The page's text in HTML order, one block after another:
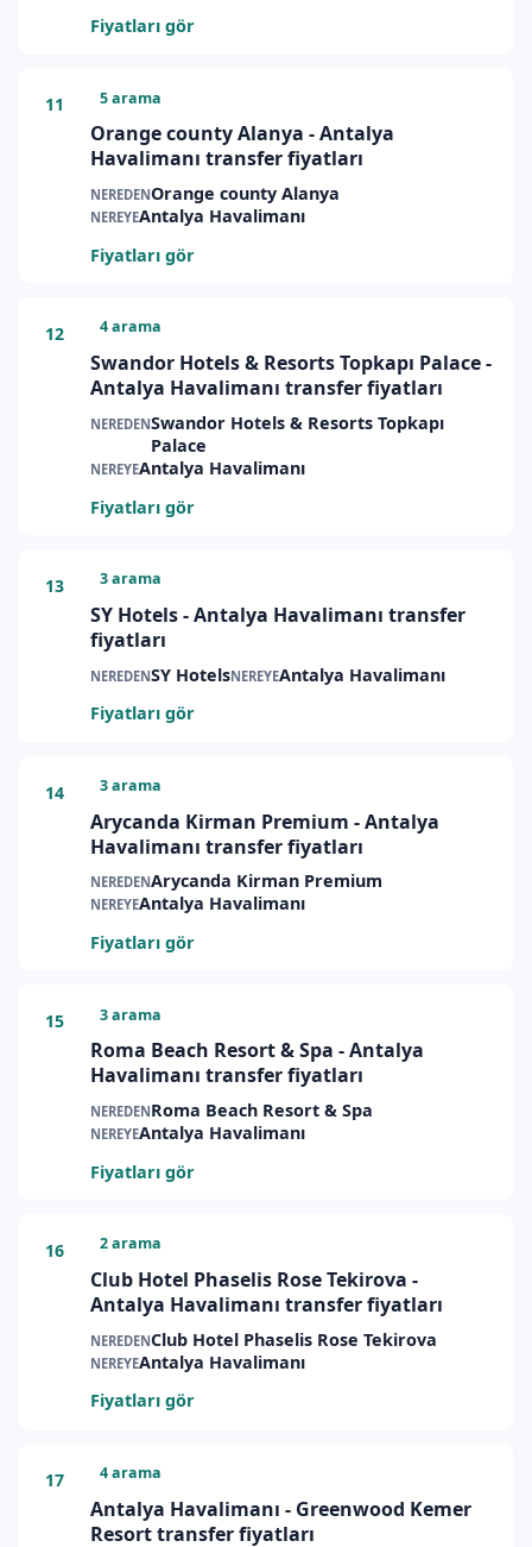
Fiyatları gör
11 5 arama
Orange county Alanya - Antalya
Havalimanı transfer fiyatları
NEREDENOrange county Alanya
NEREYEAntalya Havalimanı
Fiyatları gör
12 4 arama
Swandor Hotels & Resorts Topkapı Palace -
Antalya Havalimanı transfer fiyatları
NEREDENSwandor Hotels & Resorts Topkapı
Palace
NEREYEAntalya Havalimanı
Fiyatları gör
13 3 arama
SY Hotels - Antalya Havalimanı transfer
fiyatları
NEREDENSY HotelsNEREYEAntalya Havalimanı
Fiyatları gör
14 3 arama
Arycanda Kirman Premium - Antalya
Havalimanı transfer fiyatları
NEREDENArycanda Kirman Premium
NEREYEAntalya Havalimanı
Fiyatları gör
15 3 arama
Roma Beach Resort & Spa - Antalya
Havalimanı transfer fiyatları
NEREDENRoma Beach Resort & Spa
NEREYEAntalya Havalimanı
Fiyatları gör
16 2 arama
Club Hotel Phaselis Rose Tekirova -
Antalya Havalimanı transfer fiyatları
NEREDENClub Hotel Phaselis Rose Tekirova
NEREYEAntalya Havalimanı
Fiyatları gör
17 4 arama
Antalya Havalimanı - Greenwood Kemer
Resort transfer fiyatları